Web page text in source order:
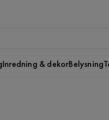
Inredning & dekorBelysning